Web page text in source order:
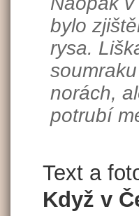
bylo
rysa.
norách,
potrubí
Text a
Když v